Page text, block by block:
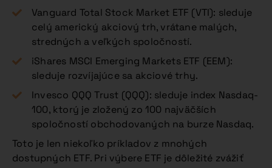
Vanguard Total Stock Market ETF (VTI): sleduje
celý americký akciový trh, vrátane malých,
stredných a veľkých spoločností.
iShares MSCI Emerging Markets ETF (EEM):
sleduje rozvíjajúce sa akciové trhy.
Invesco QQQ Trust (QQQ): sleduje index Nasdaq-
100, ktorý je zložený zo 100 najväčších
spoločností obchodovaných na burze Nasdaq.
Toto je len niekoľko príkladov z mnohých
dostupných ETF. Pri výbere ETF je dôležité zvážiť